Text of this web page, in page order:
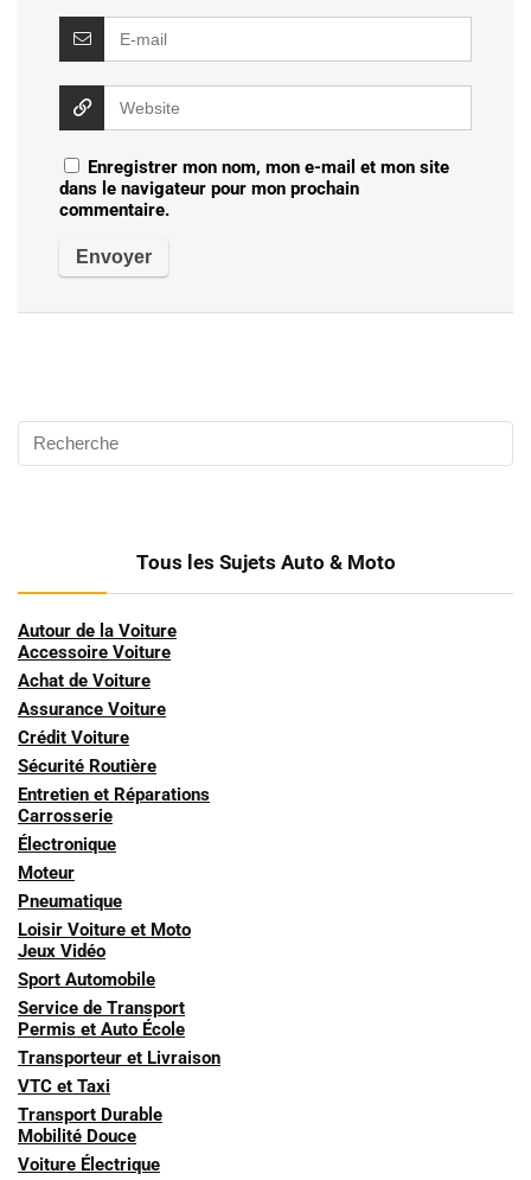
Enregistrer mon nom, mon e-mail et mon site
dans le navigateur pour mon prochain
commentaire.
Tous les Sujets Auto & Moto
Autour de la Voiture
Accessoire Voiture
Achat de Voiture
Assurance Voiture
Crédit Voiture
Sécurité Routière
Entretien et Réparations
Carrosserie
Électronique
Moteur
Pneumatique
Loisir Voiture et Moto
Jeux Vidéo
Sport Automobile
Service de Transport
Permis et Auto École
Transporteur et Livraison
VTC et Taxi
Transport Durable
Mobilité Douce
Voiture Électrique